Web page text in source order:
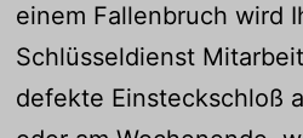
einem Fallenbruch wird
Schlüsseldienst
defekte Einsteckschloß